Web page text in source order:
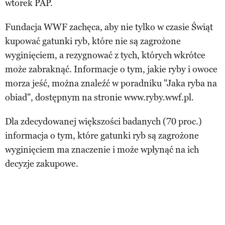
wtorek PAP.
Fundacja WWF zachęca, aby nie tylko w czasie Świąt
kupować gatunki ryb, które nie są zagrożone
wyginięciem, a rezygnować z tych, których wkrótce
może zabraknąć. Informacje o tym, jakie ryby i owoce
morza jeść, można znaleźć w poradniku "Jaka ryba na
obiad", dostępnym na stronie www.ryby.wwf.pl.
Dla zdecydowanej większości badanych (70 proc.)
informacja o tym, które gatunki ryb są zagrożone
wyginięciem ma znaczenie i może wpłynąć na ich
decyzje zakupowe.